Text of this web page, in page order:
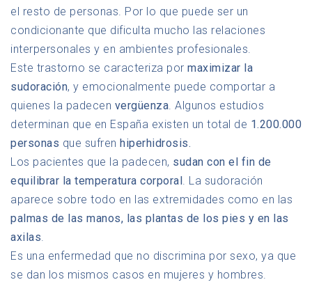
el resto de personas. Por lo que puede ser un
condicionante que dificulta mucho las relaciones
interpersonales y en ambientes profesionales.
Este trastorno se caracteriza por maximizar la
sudoración, y emocionalmente puede comportar a
quienes la padecen vergüenza. Algunos estudios
determinan que en España existen un total de 1.200.000
personas que sufren hiperhidrosis.
Los pacientes que la padecen, sudan con el fin de
equilibrar la temperatura corporal. La sudoración
aparece sobre todo en las extremidades como en las
palmas de las manos, las plantas de los pies y en las
axilas.
Es una enfermedad que no discrimina por sexo, ya que
se dan los mismos casos en mujeres y hombres.